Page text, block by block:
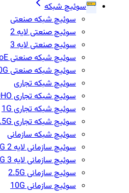
سوئیچ شبکه
سوئیچ شبکه صنعتی
سوئیچ صنعتی لایه 2
سوئیچ صنعتی لایه 3
سوئیچ شبکه صنعتی PoE
سوئیچ شبکه صنعتی 10G
سوئیچ شبکه تجاری
سوئیچ شبکه تجاری SOHO
سوئیچ شبکه تجاری 1G
سوئیج شبکه تجاری 2.5G
سوئیچ شبکه سازمانی
سوئیچ سازمانی لایه 2 1G
سوئیچ سازمانی لایه 3 1G
سوئیچ سازمانی 2.5G
سوئیچ سازمانی 10G